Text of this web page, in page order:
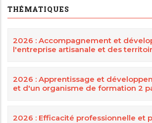
THÉMATIQUES
2026 : Accompagnement et
l'entreprise artisanale et des
2026 : Apprentissage et
et d'un organisme de formation 2
2026 : Efficacité professionnelle et